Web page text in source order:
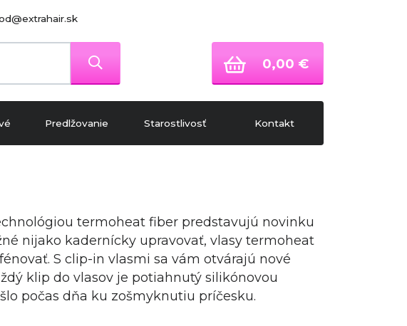
0,00 €
Predlžovanie Starostlivosť Kontakt
termoheat fiber predstavujú novinku
nijako kadernícky upravovať, vlasy termoheat
S clip-in vlasmi sa vám otvárajú nové
klip do vlasov je potiahnutý silikónovou
počas dňa ku zošmyknutiu príčesku.